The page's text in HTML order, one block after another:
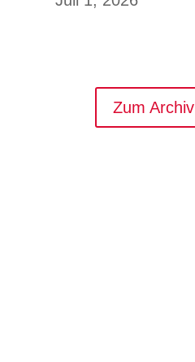
Zum Archiv